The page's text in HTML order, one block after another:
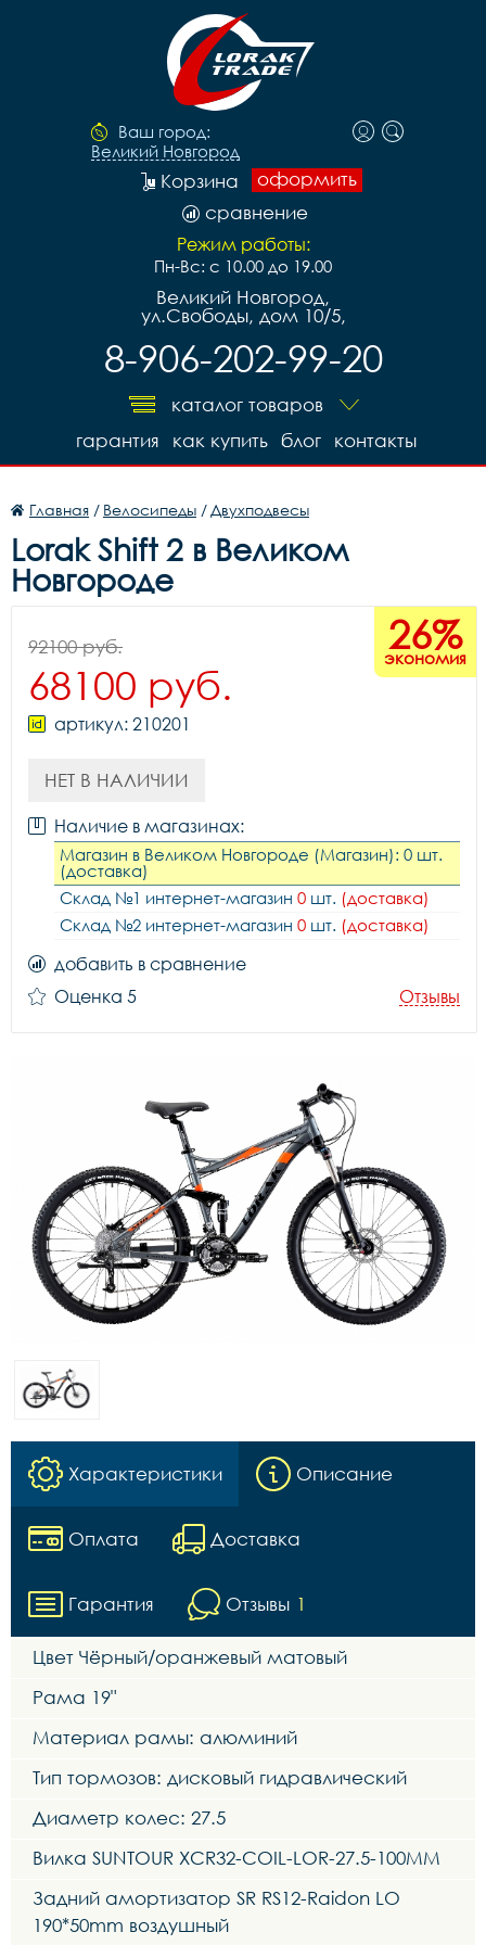
Ваш город:
Великий Новгород
оформить
Корзина
сравнение
Режим работы:
Пн-Вс: с 10.00 до 19.00
Великий Новгород,
ул.Свободы, дом 10/5,
8-906-202-99-20
каталог товаров
контакты
блог
как купить
гарантия
Главная / Велосипеды / Двухподвесы
Lorak Shift 2 в Великом
Новгороде
26%
экономия
92100 руб.
68100 руб.
артикул: 210201
НЕТ В НАЛИЧИИ
Наличие в магазинах:
Магазин в Великом Новгороде (Магазин): 0 шт.
(доставка)
Склад №1 интернет-магазин 0 шт. (доставка)
Склад №2 интернет-магазин 0 шт. (доставка)
добавить в сравнение
Оценка 5
Отзывы
Характеристики Описание
Оплата Доставка
Гарантия Отзывы 1
Цвет Чёрный/оранжевый матовый
Рама 19"
Материал рамы: алюминий
Тип тормозов: дисковый гидравлический
Диаметр колес: 27.5
Вилка SUNTOUR XCR32-COIL-LOR-27.5-100MM
Задний амортизатор SR RS12-Raidon LO
190*50mm воздушный